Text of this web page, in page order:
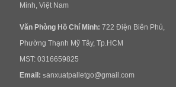
Minh, Việt Nam
Văn Phòng Hồ Chí Minh: 722 Điện Biên Phủ,
Phường Thạnh Mỹ Tây, Tp.HCM
MST: 0316659825
Email: sanxuatpalletgo@gmail.com